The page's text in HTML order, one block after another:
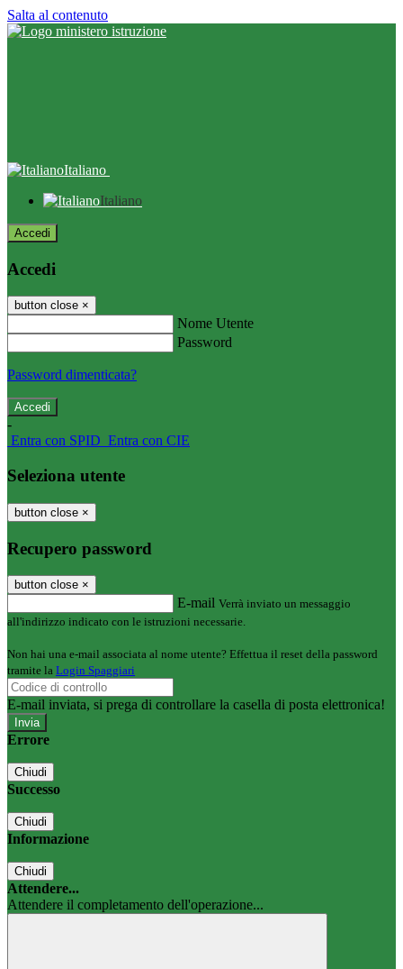
Salta al contenuto
Italiano
Italiano
Accedi
Accedi
button close ×
Nome Utente
Password
Password dimenticata?
-
Entra con SPID Entra con CIE
Seleziona utente
button close ×
Recupero password
button close ×
E-mail Verrà inviato un messaggio
all'indirizzo indicato con le istruzioni necessarie.
Non hai una e-mail associata al nome utente? Effettua il reset della password
tramite la Login Spaggiari
E-mail inviata, si prega di controllare la casella di posta elettronica!
Errore
Chiudi
Successo
Chiudi
Informazione
Chiudi
Attendere...
Attendere il completamento dell'operazione...